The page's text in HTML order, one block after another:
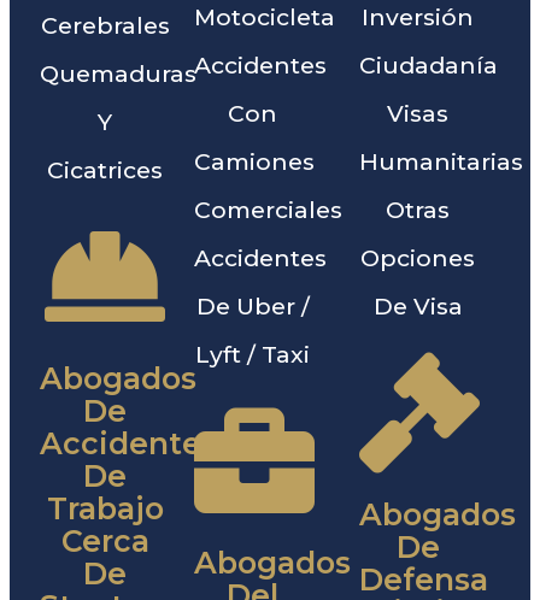
Cerebrales
Quemaduras
Y
Cicatrices
Abogados
De
Accidentes
De
Trabajo
Cerca
De
Motocicleta
Accidentes
Con
Camiones
Comerciales
Accidentes
De Uber /
Lyft / Taxi
Abogados
Inversión
Ciudadanía
Visas
Humanitarias
Otras
Opciones
De Visa
Abogados
De
Defensa